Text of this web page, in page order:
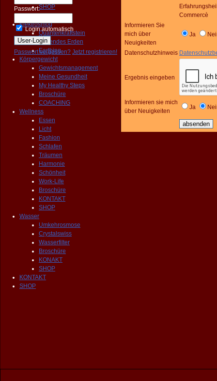
SHOP
KONTAKT
Elektrosmog
Quantenkraftstein
Heilendes Erden
Earthing
Körpergewicht
Gewichtsmanagement
Meine Gesundheit
My Healthy Steps
Broschüre
COACHING
Wellness
Essen
Licht
Fashion
Schlafen
Träumen
Harmonie
Schönheit
Work-Life
Broschüre
KONTAKT
SHOP
Wasser
Umkehrosmose
Crystalswiss
Wasserfilter
Broschüre
KONAKT
SHOP
KONTAKT
SHOP
Passwort:
Login automatisch
Passwort vergessen? Jetzt registrieren!
Commercè
Informieren Sie
mich über
Neuigkeiten
Ja
Datenschutzhinweis
Ergebnis eingeben
Informieren sie mich
über Neuigkeiten
Ja